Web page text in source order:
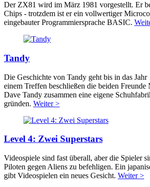
Der ZX81 wird im März 1981 vorgestellt. Er
Chips - trotzdem ist er ein vollwertiger
eingebauter Programmiersprache BASIC.
Tandy
Die Geschichte von Tandy geht bis in das
einem Treffen beschließen die beiden
Dave Tandy zusammen eine eigene
gründen. Weiter >
Level 4: Zwei Superstars
Videospiele sind fast überall, aber die Spieler
Piloten gegen Aliens zu befehligen. Ein
gibt Videospielen ein neues Gesicht. Weiter >